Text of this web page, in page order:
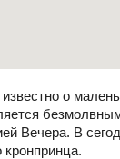
о
Вечера. В
кронпринца.